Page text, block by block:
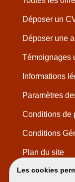
Les cookies
Déposer un
Déposer une
Témoignages
Informations
Paramètres
Conditions de
Conditions
Plan du site